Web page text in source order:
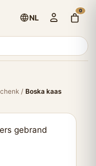
NL
0
/ Boska kaas